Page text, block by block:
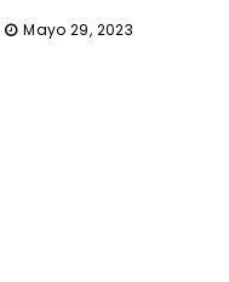
Mayo 29, 2023